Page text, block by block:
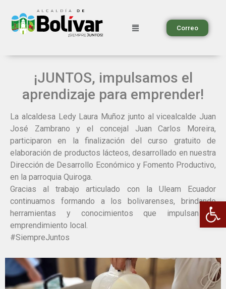
Correo
¡JUNTOS, impulsamos el
aprendizaje para emprender!
La alcaldesa Ledy Laura Muñoz junto al vicealcalde Juan
José Zambrano y el concejal Juan Carlos Moreira,
participaron en la finalización del curso gratuito de
elaboración de productos lácteos, desarrollado en nuestra
Dirección de Desarrollo Económico y Fomento Productivo,
en la parroquia Quiroga.
Gracias al trabajo articulado con la Uleam Ecuador
continuamos formando a los bolivarenses, brindando
herramientas y conocimientos que impulsan el
emprendimiento local.
#SiempreJuntos